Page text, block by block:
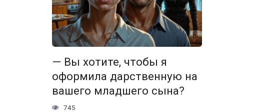
— Вы хотите, чтобы я
оформила дарственную на
вашего младшего сына?
745